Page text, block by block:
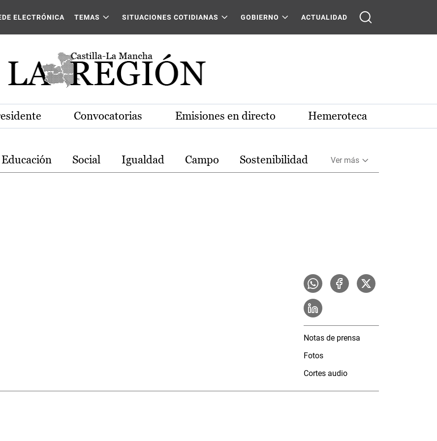
La Mancha
ELECTRÓNICA TEMAS SITUACIONES COTIDIANAS GOBIERNO ACTUALIDAD
Convocatorias Emisiones en directo Hemeroteca
Educación Social Igualdad Campo Sostenibilidad Ver más
Notas de prensa
Fotos
Cortes audio